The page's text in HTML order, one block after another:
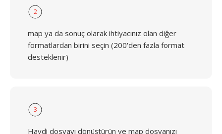
2
map ya da sonuç olarak ihtiyacınız olan diğer
formatlardan birini seçin (200'den fazla format
desteklenir)
3
Haydi dosyayı dönüştürün ve map dosyanızı